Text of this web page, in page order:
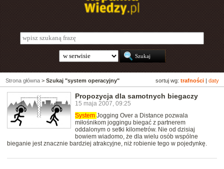
sortuj wg: trafności daty
Strona główna > Szukaj "system operacyjny"
Propozycja dla samotnych biegaczy
15 maja 2007, 09:25
System Jogging Over a Distance pozwala
miłośnikom joggingu biegać z partnerem
oddalonym o setki kilometrów. Nie od dzisiaj
bowiem wiadomo, że dla wielu osób wspólne
bieganie jest znacznie bardziej atrakcyjne, niż robienie tego w pojedynkę.